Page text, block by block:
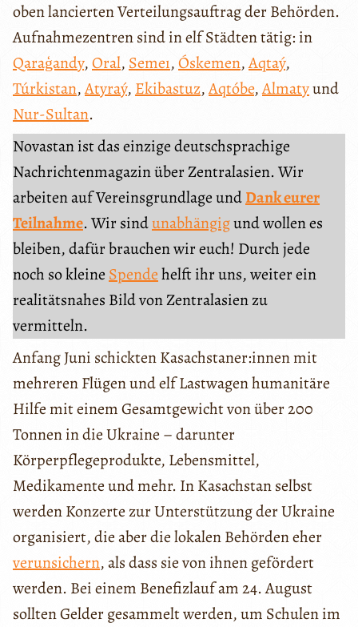
oben lancierten Verteilungsauftrag der Behörden.
Aufnahmezentren sind in elf Städten tätig: in
Qaraģandy,Oral, Semeı,Óskemen,Aqtaý,
Túrkistan,Atyraý, Ekibastuz,Aqtóbe,Almatyund
Nur-Sultan.
Novastan ist das einzige deutschsprachige
Nachrichtenmagazin über Zentralasien. Wir
arbeiten auf Vereinsgrundlage undDank eurer
Teilnahme. Wir sindunabhängigund wollen es
bleiben, dafür brauchen wir euch! Durch jede
noch so kleine Spendehelft ihr uns, weiter ein
realitätsnahes Bild von Zentralasien zu
vermitteln.
Anfang Juni schickten Kasachstaner:innen mit
mehreren Flügen und elf Lastwagen humanitäre
Hilfe mit einem Gesamtgewicht von über 200
Tonnen in die Ukraine – darunter
Körperpflegeprodukte, Lebensmittel,
Medikamente und mehr. In Kasachstan selbst
werden Konzerte zur Unterstützung der Ukraine
organisiert, die aber die lokalen Behörden eher
verunsichern, als dass sie von ihnen gefördert
werden. Bei einem Benefizlauf am 24. August
sollten Gelder gesammelt werden, um Schulen im